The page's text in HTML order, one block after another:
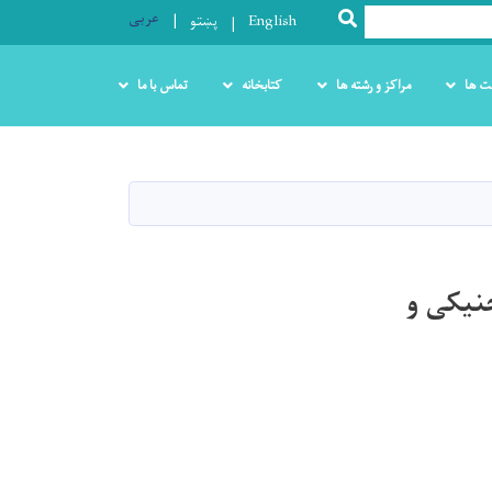
SEARCH
English پښتو عربی
ها مراکز و رشته ها کتابخانه تماس با ما
و